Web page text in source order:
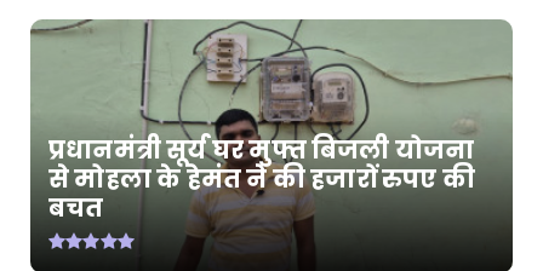
प्रधानमंत्री सूर्य घर मुफ्त बिजली योजना
से मोहला के हेमंत ने की हजारों रुपए की
बचत